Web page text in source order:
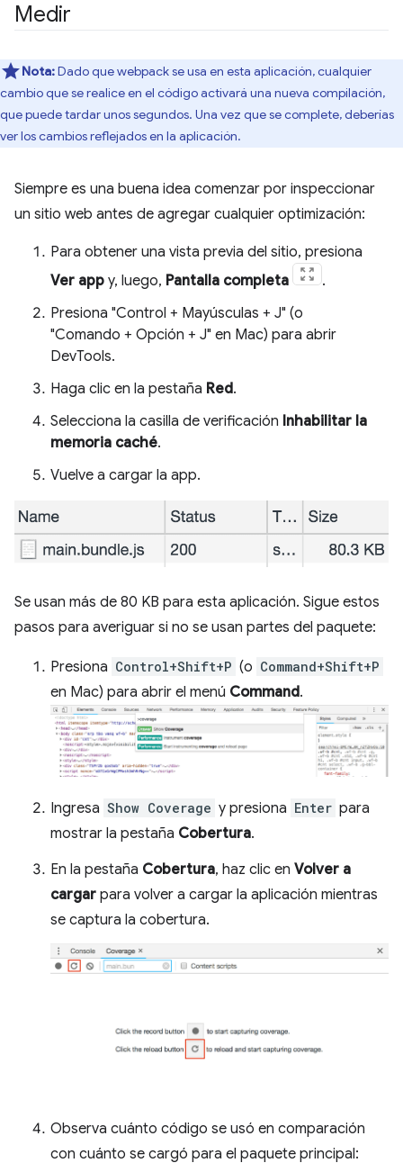
Medir
Nota:Dado que webpack se usa en esta aplicación, cualquier
cambio que se realice en el código activará una nueva compilación,
que puede tardar unos segundos. Una vez que se complete, deberías
ver los cambios reflejados en la aplicación.
Siempre es una buena idea comenzar por inspeccionar
un sitio web antes de agregar cualquier optimización:
Para obtener una vista previa del sitio, presiona
Ver app y, luego, Pantalla completa
.
Presiona "Control + Mayúsculas + J" (o
"Comando + Opción + J" en Mac) para abrir
DevTools.
Haga clic en la pestaña Red.
Selecciona la casilla de verificación Inhabilitar la
memoria caché.
Vuelve a cargar la app.
Se usan más de 80 KB para esta aplicación. Sigue estos
pasos para averiguar si no se usan partes del paquete:
Presiona Control+Shift+P (o Command+Shift+P
en Mac) para abrir el menú Command.
Ingresa Show Coverage y presiona Enter para
mostrar la pestaña Cobertura.
En la pestaña Cobertura, haz clic en Volver a
cargar para volver a cargar la aplicación mientras
se captura la cobertura.
Observa cuánto código se usó en comparación
con cuánto se cargó para el paquete principal: